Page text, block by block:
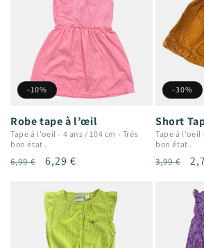
-10%
Robe tape à l’œil
Tape à l'oeil - 4 ans / 104 cm - Trés
bon état .
Prix
6,99 €
Prix
6,29 €
-30%
Short
Tape à l'oeil -
bon état .
Prix
3,99 €